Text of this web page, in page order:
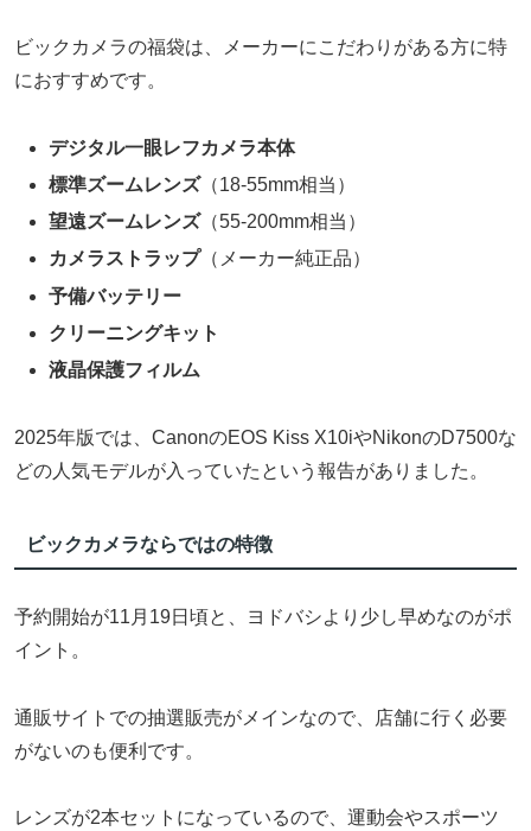
ビックカメラの福袋は、メーカーにこだわりがある方に特
におすすめです。
デジタル一眼レフカメラ本体
標準ズームレンズ（18-55mm相当）
望遠ズームレンズ（55-200mm相当）
カメラストラップ（メーカー純正品）
予備バッテリー
クリーニングキット
液晶保護フィルム
2025年版では、CanonのEOS Kiss X10iやNikonのD7500な
どの人気モデルが入っていたという報告がありました。
ビックカメラならではの特徴
予約開始が11月19日頃と、ヨドバシより少し早めなのがポ
イント。
通販サイトでの抽選販売がメインなので、店舗に行く必要
がないのも便利です。
レンズが2本セットになっているので、運動会やスポーツ